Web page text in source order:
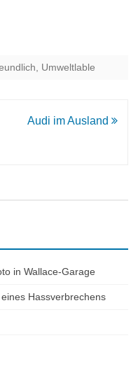
Umweltlable
Audi im Ausland
in Wallace-Garage
Hassverbrechens